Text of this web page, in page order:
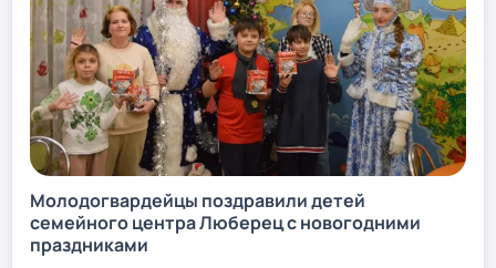
Молодогвардейцы поздравили детей
семейного центра Люберец с новогодними
праздниками